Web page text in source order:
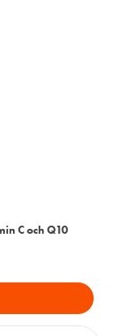
C och Q10